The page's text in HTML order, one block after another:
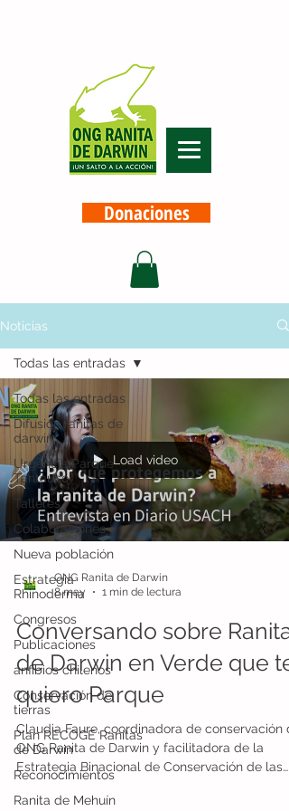
Donaciones
Noticias
Todas las entradas
Difusión ranitas de
darwin
Urgencia Parque
Tantauco
Talleres
Colaboraciones
Nueva población
Estrategia
Rhinoderma
Congresos
Publicaciones
anfibios chilenos
Conservación de
tierras
Plan RECOGE Ranitas
de Darwin
Reconocimientos
Ranita de Mehuín
Todas las entradas
Load video
ONG Ranita de Darwin
8 may
1 min de lectura
Conversando sobre Ranitas
de Darwin en Verde que te
quiero Parque
Claudia Faure, coordinadora de conservación
ONG Ranita de Darwin y facilitadora de la
Estrategia Binacional de Conservación de las
Verde que te quiero Parque, transmitido por la